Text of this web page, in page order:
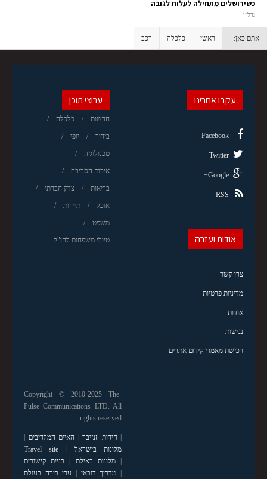
כשירושלים מתחילה לעלות לגובה
נדל"ן
אתם כאן: ראשי כלכלה רכב
ערוצי תוכן
חדשות כלכלה
בידור יופי
טכנולוגיה
איכות הסביבה
בריאות צדק חברתי
אוכל תיירות
משפט
טיולי משפחות לחו"ל
עקבו אחרינו
Facebook
Twitter
Google+
RSS
אודות ועזרה
צרו קשר
מדיניות פרטיות
אודות
נגישות
רכישת מאמרי קידום אתרים
Copyright © 2010-2025 The-
Pulse Communications LTD. All
rights reserved
|חידות זנזיבר האיים המלדיבים
מלונות בישראל
Travel site
|מלונות באילת
בניית קישורים
מדריך דובאי
ערי בירה בעולם